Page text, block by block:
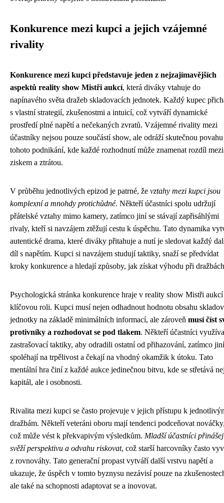
Konkurence mezi kupci a jejich vzájemné
rivality
Konkurence mezi kupci představuje jeden z nejzajímavějších
aspektů reality show Mistři aukcí, která diváky vtahuje do
napínavého světa dražeb skladovacích jednotek. Každý kupec
s vlastní strategií, zkušenostmi a intuicí, což vytváří dynamické
prostředí plné napětí a nečekaných zvratů. Vzájemné rivality mezi
účastníky nejsou pouze součástí show, ale odráží skutečnou povahu
tohoto podnikání, kde každé rozhodnutí může znamenat rozdíl mezi
ziskem a ztrátou.
V průběhu jednotlivých epizod je patrné, že vztahy mezi kupci jsou
komplexní a mnohdy protichůdné. Někteří účastníci spolu udržují
přátelské vztahy mimo kamery, zatímco jiní se stávají zapřisáhlými
rivaly, kteří si navzájem ztěžují cestu k úspěchu. Tato dynamika
autentické drama, které diváky přitahuje a nutí je sledovat každý
díl s napětím. Kupci si navzájem studují taktiky, snaží se předvídat
kroky konkurence a hledají způsoby, jak získat výhodu při
Psychologická stránka konkurence hraje v reality show Mistři aukcí
klíčovou roli. Kupci musí nejen odhadnout hodnotu obsahu
jednotky na základě minimálních informací, ale zároveň musí číst
protivníky a rozhodovat se pod tlakem. Někteří účastníci
zastrašovací taktiky, aby odradili ostatní od přihazování, zatímco jiní
spoléhají na trpělivost a čekají na vhodný okamžik k útoku. Tato
mentální hra činí z každé aukce jedinečnou bitvu, kde se střetává
kapitál, ale i osobnosti.
Rivalita mezi kupci se často projevuje v jejich přístupu k
dražbám. Někteří veteráni oboru mají tendenci podceňovat
což může vést k překvapivým výsledkům. Mladší účastníci
svěží perspektivu a odvahu riskovat, což starší harcovníky často
z rovnováhy. Tato generační propast vytváří další vrstvu napětí a
ukazuje, že úspěch v tomto byznysu nezávisí pouze na
ale také na schopnosti adaptovat se a inovovat.